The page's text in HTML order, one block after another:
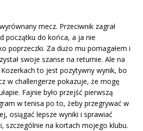
mecz. Przeciwnik zagrał
początku do końca, a ja nie
poprzeczki. Za dużo mu pomagałem i
swoje szanse na returnie. Ale na
to jest pozytywny wynik, bo
w challengerze pokazuje, że mogę
Fajnie było przejść pierwszą
w tenisa po to, żeby przegrywać w
osiągać lepsze wyniki i sprawiać
szczególnie na kortach mojego klubu.